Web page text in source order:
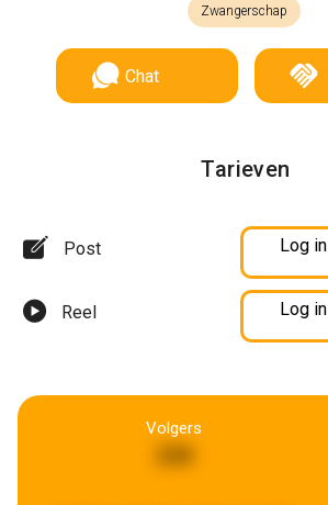
Zwangerschap
Chat
Tarieven
Post Log in
Reel Log in
Volgers